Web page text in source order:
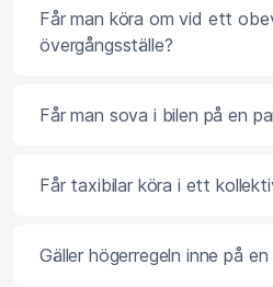
Får man köra om vid ett
övergångsställe?
Får man sova i bilen på en
Får taxibilar köra i ett
Gäller högerregeln inne på